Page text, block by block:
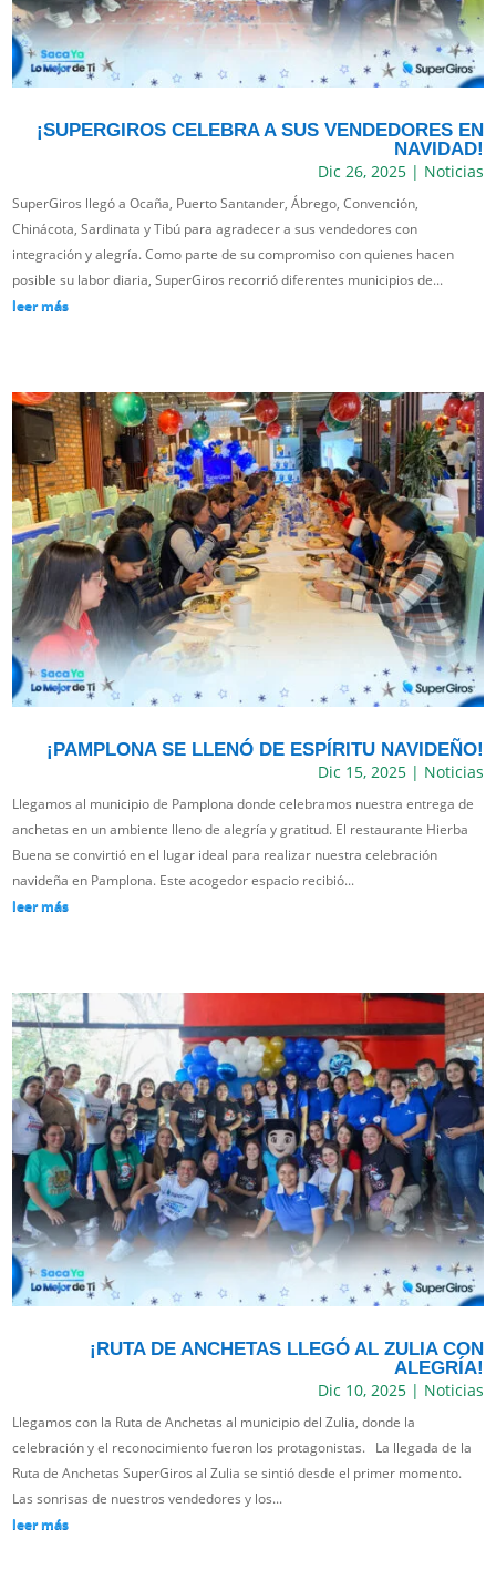
¡SUPERGIROS CELEBRA A SUS VENDEDORES EN
NAVIDAD!
Dic 26, 2025| Noticias
SuperGiros llegó a Ocaña, Puerto Santander, Ábrego, Convención,
Chinácota, Sardinata y Tibú para agradecer a sus vendedores con
integración y alegría. Como parte de su compromiso con quienes hacen
posible su labor diaria, SuperGiros recorrió diferentes municipios de...
leer más
¡PAMPLONA SE LLENÓ DE ESPÍRITU NAVIDEÑO!
Dic 15, 2025| Noticias
Llegamos al municipio de Pamplona donde celebramos nuestra entrega de
anchetas en un ambiente lleno de alegría y gratitud. El restaurante Hierba
Buena se convirtió en el lugar ideal para realizar nuestra celebración
navideña en Pamplona. Este acogedor espacio recibió...
leer más
¡RUTA DE ANCHETAS LLEGÓ AL ZULIA CON
ALEGRÍA!
Dic 10, 2025| Noticias
Llegamos con la Ruta de Anchetas al municipio del Zulia, donde la
celebración y el reconocimiento fueron los protagonistas. La llegada de la
Ruta de Anchetas SuperGiros al Zulia se sintió desde el primer momento.
Las sonrisas de nuestros vendedores y los...
leer más